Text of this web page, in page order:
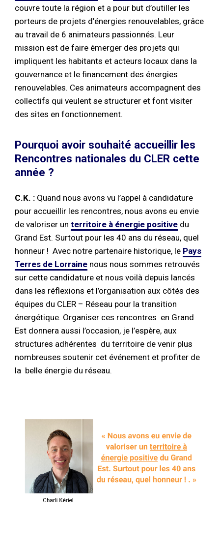
couvre toute la région et a pour but d’outiller les
porteurs de projets d’énergies renouvelables, grâce
au travail de 6 animateurs passionnés. Leur
mission est de faire émerger des projets qui
impliquent les habitants et acteurs locaux dans la
gouvernance et le financement des énergies
renouvelables. Ces animateurs accompagnent des
collectifs qui veulent se structurer et font visiter
des sites en fonctionnement.
Pourquoi avoir souhaité accueillir les
Rencontres nationales du CLER cette
année ?
C.K. : Quand nous avons vu l’appel à candidature
pour accueillir les rencontres, nous avons eu envie
de valoriser un territoire à énergie positive du
Grand Est. Surtout pour les 40 ans du réseau, quel
honneur ! Avec notre partenaire historique, le Pays
Terres de Lorraine nous nous sommes retrouvés
sur cette candidature et nous voilà depuis lancés
dans les réflexions et l’organisation aux côtés des
équipes du CLER – Réseau pour la transition
énergétique. Organiser ces rencontres en Grand
Est donnera aussi l’occasion, je l’espère, aux
structures adhérentes du territoire de venir plus
nombreuses soutenir cet événement et profiter de
la belle énergie du réseau.